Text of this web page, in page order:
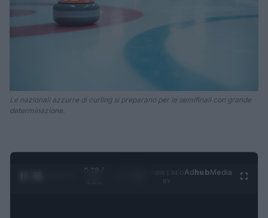
Le nazionali azzurre di curling si preparano per le semifinali con grande
determinazione.
0:28 /
AdhubMedia